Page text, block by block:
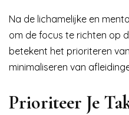
Na de lichamelijke en
om de focus te richten op
betekent het prioriteren
minimaliseren van
Prioriteer Je